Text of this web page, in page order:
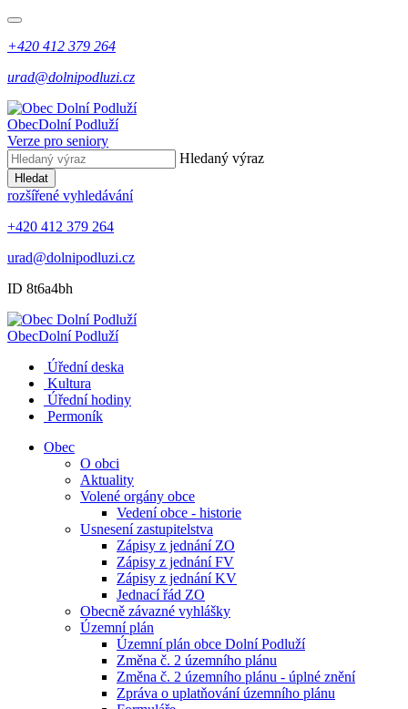
+420 412 379 264
urad@dolnipodluzi.cz
ObecDolní Podluží
Verze pro seniory
Hledaný výraz
Hledat
rozšířené vyhledávání
+420 412 379 264
urad@dolnipodluzi.cz
ID 8t6a4bh
ObecDolní Podluží
Úřední deska
Kultura
Úřední hodiny
Permoník
Obec
O obci
Aktuality
Volené orgány obce
Vedení obce - historie
Usnesení zastupitelstva
Zápisy z jednání ZO
Zápisy z jednání FV
Zápisy z jednání KV
Jednací řád ZO
Obecně závazné vyhlášky
Územní plán
Územní plán obce Dolní Podluží
Změna č. 2 územního plánu
Změna č. 2 územního plánu - úplné znění
Zpráva o uplatňování územního plánu